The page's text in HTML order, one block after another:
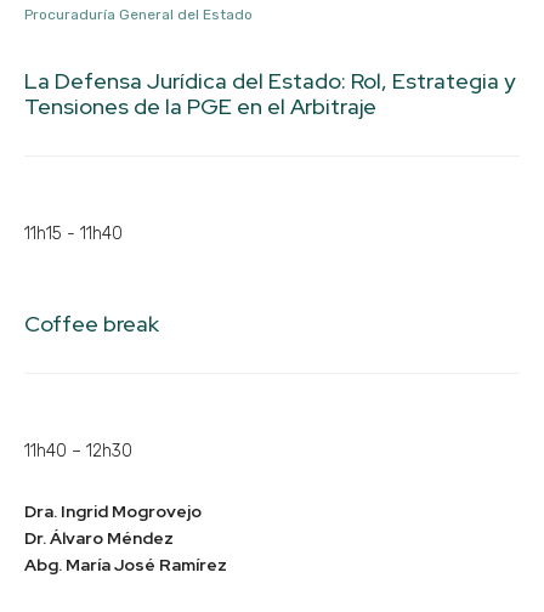
Procuraduría General del Estado
La Defensa Jurídica del Estado: Rol, Estrategia y
Tensiones de la PGE en el Arbitraje
11h15 - 11h40
Coffee break
11h40 – 12h30
Dra. Ingrid Mogrovejo
Dr. Álvaro Méndez
Abg. María José Ramírez